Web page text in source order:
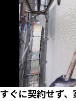
すぐに契約せず